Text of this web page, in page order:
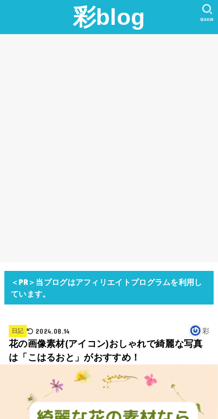
彩blog SEARCH
＜PR＞当ブログはアフィリエイトプログラムを利用し
ています。
日記 2024.08.14 彩
花の画像素材(アイコン)おしゃれで綺麗な写真
は「こはるおと」がおすすめ！